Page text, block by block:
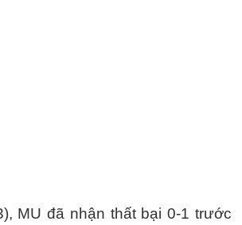
MU đã nhận thất bại 0-1 trước